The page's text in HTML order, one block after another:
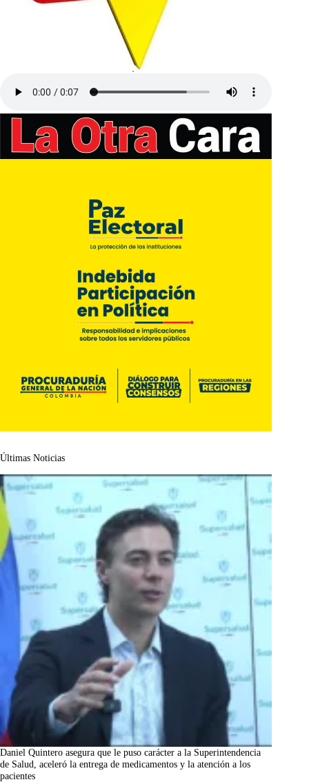
Últimas Noticias
Daniel Quintero asegura que le puso carácter a la Superintendencia
de Salud, aceleró la entrega de medicamentos y la atención a los
pacientes